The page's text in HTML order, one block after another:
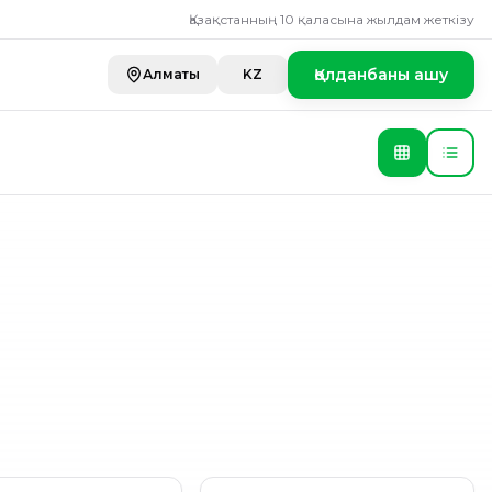
Қазақстанның 10 қаласына жылдам жеткізу
Алматы KZ Қолданбаны ашу